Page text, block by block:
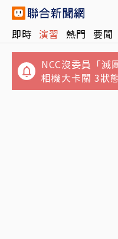
即時 演習 熱門 要聞
報已遭擊斃
NCC沒委員「滅
相機大卡關 3狀